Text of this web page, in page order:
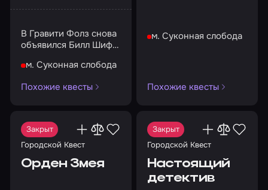
В Гравити Фолз снова
объявился Билл Шифр,
вселился в одного из
м. Суконная слобода
Похожие квесты
м. Суконная слобода
Похожие квесты
Закрыт
Городской Квест
Орден Змея
Закрыт
Городской Квест
Настоящий
детектив